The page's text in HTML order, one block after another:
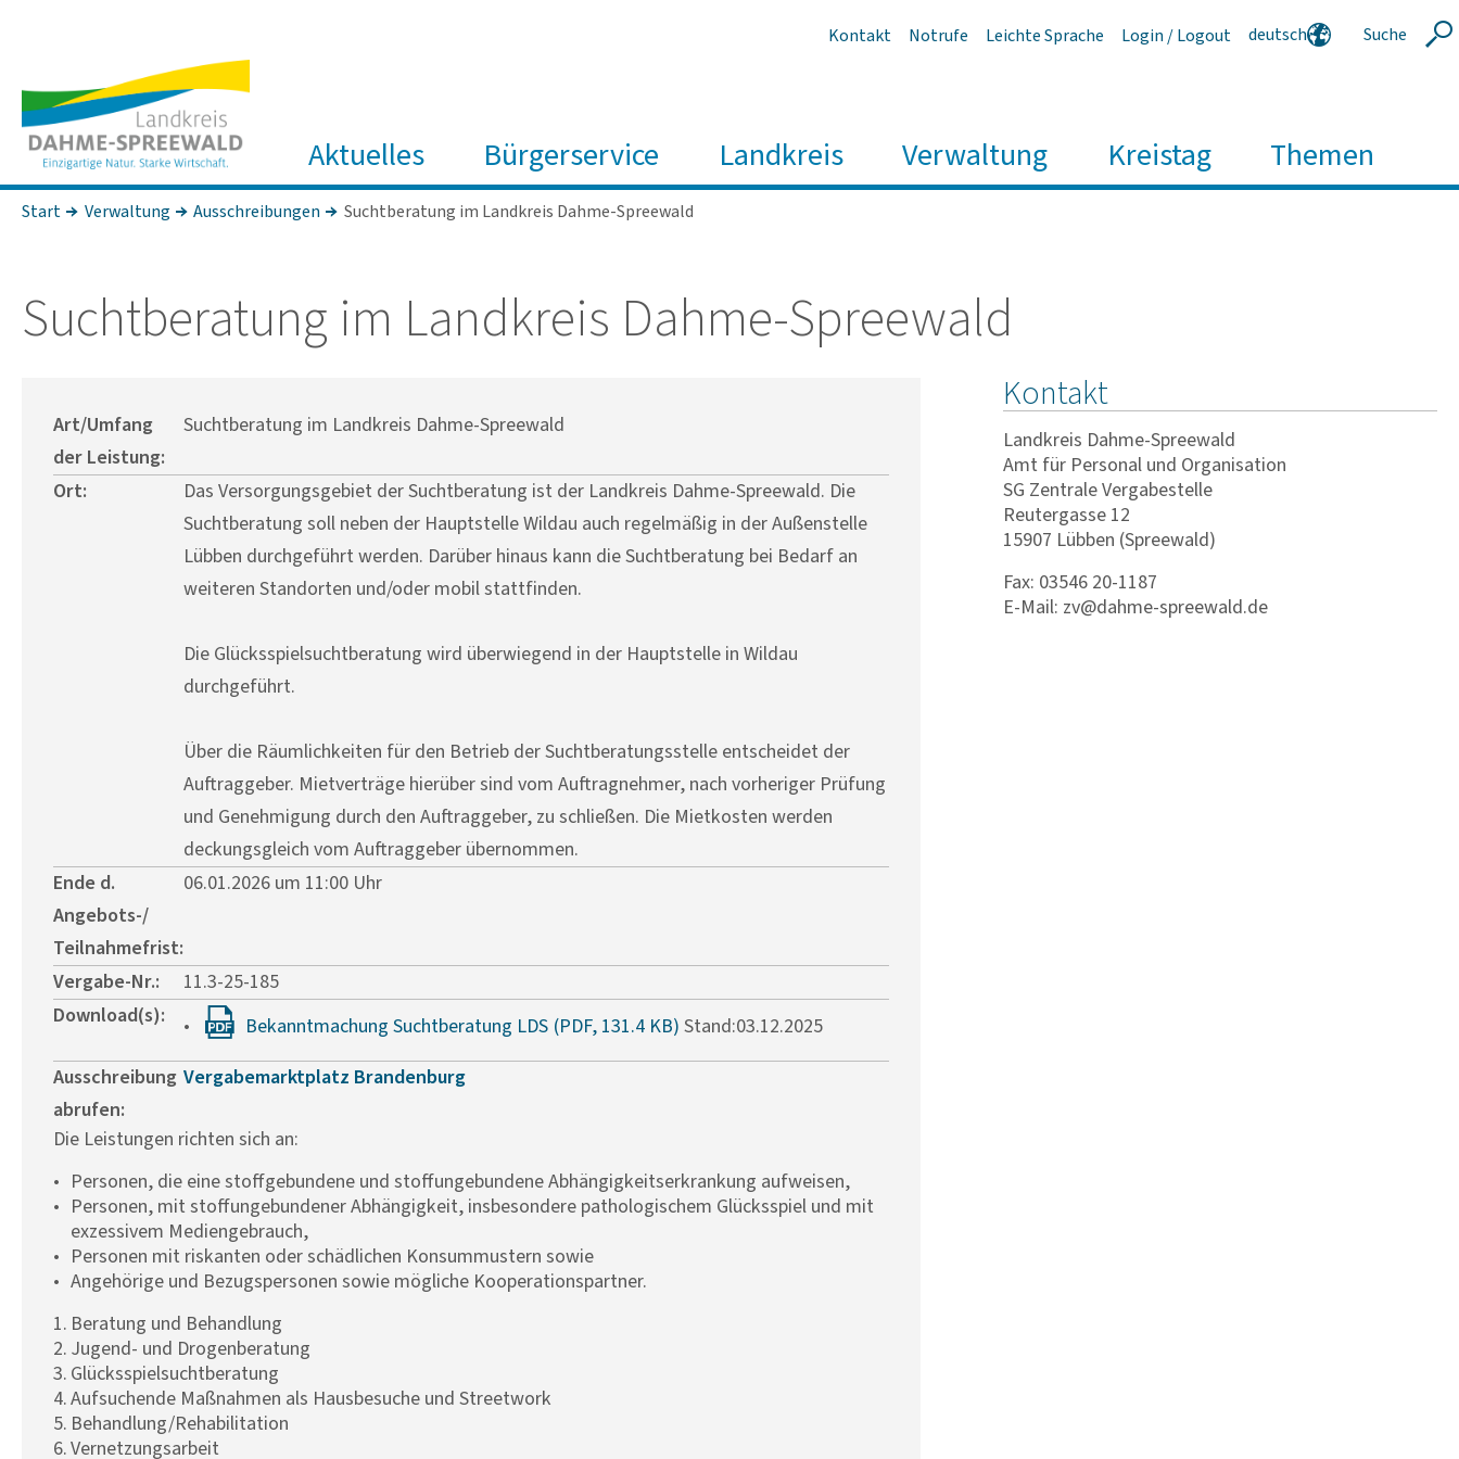
Kontakt Notrufe Leichte Sprache Login / Logout
deutsch
Suche
Aktuelles Bürgerservice Landkreis Verwaltung Kreistag Themen
Start Verwaltung Ausschreibungen Suchtberatung im Landkreis Dahme-Spreewald
Sucht­be­ra­tung im Land­kreis Dahme-Spree­wald
Art/Umfang
der Leistung:
Suchtberatung im Landkreis Dahme-Spreewald
Ort:
Das Versorgungsgebiet der Suchtberatung ist der Landkreis Dahme-Spreewald. Die
Suchtberatung soll neben der Hauptstelle Wildau auch regelmäßig in der Außenstelle
Lübben durchgeführt werden. Darüber hinaus kann die Suchtberatung bei Bedarf an
weiteren Standorten und/oder mobil stattfinden.
Die Glücksspielsuchtberatung wird überwiegend in der Hauptstelle in Wildau
durchgeführt.
Über die Räumlichkeiten für den Betrieb der Suchtberatungsstelle entscheidet der
Auftraggeber. Mietverträge hierüber sind vom Auftragnehmer, nach vorheriger Prüfung
und Genehmigung durch den Auftraggeber, zu schließen. Die Mietkosten werden
deckungsgleich vom Auftraggeber übernommen.
Ende d.
Angebots-/
Teilnahmefrist:
06.01.2026 um 11:00 Uhr
Vergabe-Nr.:
11.3-25-185
Download(s):
Bekanntmachung Suchtberatung LDS
Stand:03.12.2025
Ausschreibung
abrufen:
Vergabemarktplatz Brandenburg
Die Leistungen richten sich an:
Personen, die eine stoffgebundene und stoffungebundene Abhängigkeitserkrankung aufweisen,
Personen, mit stoffungebundener Abhängigkeit, insbesondere pathologischem Glücksspiel und mit
exzessivem Mediengebrauch,
Personen mit riskanten oder schädlichen Konsummustern sowie
Angehörige und Bezugspersonen sowie mögliche Kooperationspartner.
Beratung und Behandlung
Jugend- und Drogenberatung
Glücksspielsuchtberatung
Aufsuchende Maßnahmen als Hausbesuche und Streetwork
Behandlung/Rehabilitation
Vernetzungsarbeit
Kontakt
Landkreis Dahme-Spreewald
Amt für Personal und Organisation
SG Zentrale Vergabestelle
Reutergasse 12
15907 Lübben (Spreewald)
Fax: 03546 20-1187
E-Mail: zv@dahme-spreewald.de